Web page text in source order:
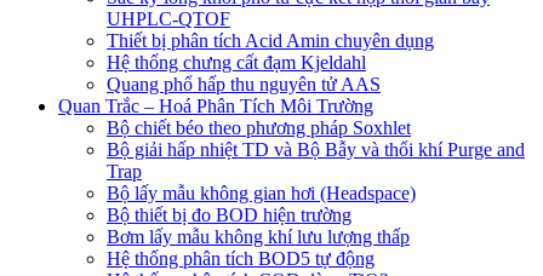
UHPLC-QTOF
Thiết bị phân tích Acid Amin chuyên dụng
Hệ thống chưng cất đạm Kjeldahl
Quang phổ hấp thu nguyên tử AAS
Quan Trắc – Hoá Phân Tích Môi Trường
Bộ chiết béo theo phương pháp Soxhlet
Bộ giải hấp nhiệt TD và Bộ Bẫy và thổi khí Purge and
Trap
Bộ lấy mẫu không gian hơi (Headspace)
Bộ thiết bị đo BOD hiện trường
Bơm lấy mẫu không khí lưu lượng thấp
Hệ thống phân tích BOD5 tự động